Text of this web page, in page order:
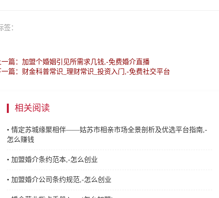
签：
一篇：加盟个婚姻引见所需求几钱,-免费婚介直播
一篇：财金科普常识_理财常识_投资入门,-免费社交平台
相关阅读
• 情定苏城缘聚相伴——姑苏市相亲市场全景剖析及优选平台指南,-
怎么赚钱
• 加盟婚介条约范本,-怎么创业
• 加盟婚介公司条约规范,-怎么创业